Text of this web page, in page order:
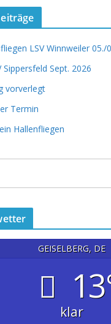
LSV Winnweiler 05./
Sippersfeld Sept. 2026
vorverlegt
Termin
Hallenfliegen
GEISELBERG, DE
klar